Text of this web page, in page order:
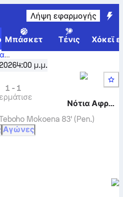
Λήψη εφαρμογής
Μπάσκετ Τένις
Χόκεϊ
A,Γύρος 2
και προβλέψεις
4:00 μ.μ.
1- 1
Νότια Αφρική
Mokoena 83' (Pen.)
Αγώνες